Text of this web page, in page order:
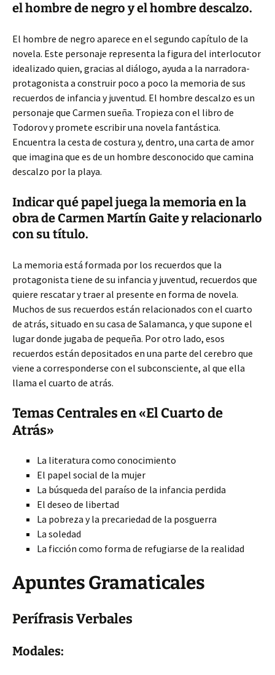
el hombre de negro y el hombre descalzo.
El hombre de negro aparece en el segundo capítulo de la
novela. Este personaje representa la figura del interlocutor
idealizado quien, gracias al diálogo, ayuda a la narradora-
protagonista a construir poco a poco la memoria de sus
recuerdos de infancia y juventud. El hombre descalzo es un
personaje que Carmen sueña. Tropieza con el libro de
Todorov y promete escribir una novela fantástica.
Encuentra la cesta de costura y, dentro, una carta de amor
que imagina que es de un hombre desconocido que camina
descalzo por la playa.
Indicar qué papel juega la memoria en la
obra de Carmen Martín Gaite y relacionarlo
con su título.
La memoria está formada por los recuerdos que la
protagonista tiene de su infancia y juventud, recuerdos que
quiere rescatar y traer al presente en forma de novela.
Muchos de sus recuerdos están relacionados con el cuarto
de atrás, situado en su casa de Salamanca, y que supone el
lugar donde jugaba de pequeña. Por otro lado, esos
recuerdos están depositados en una parte del cerebro que
viene a corresponderse con el subconsciente, al que ella
llama el cuarto de atrás.
Temas Centrales en «El Cuarto de
Atrás»
La literatura como conocimiento
El papel social de la mujer
La búsqueda del paraíso de la infancia perdida
El deseo de libertad
La pobreza y la precariedad de la posguerra
La soledad
La ficción como forma de refugiarse de la realidad
Apuntes Gramaticales
Perífrasis Verbales
Modales: